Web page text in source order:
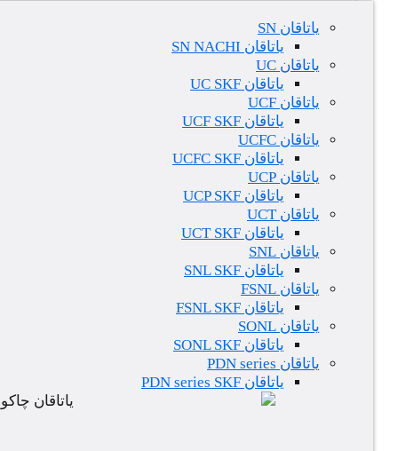
یاتاقان SN
یاتاقان SN NACHI
یاتاقان UC
یاتاقان UC SKF
یاتاقان UCF
یاتاقان UCF SKF
یاتاقان UCFC
یاتاقان UCFC SKF
یاتاقان UCP
یاتاقان UCP SKF
یاتاقان UCT
یاتاقان UCT SKF
یاتاقان SNL
یاتاقان SNL SKF
یاتاقان FSNL
یاتاقان FSNL SKF
یاتاقان SONL
یاتاقان SONL SKF
یاتاقان PDN series
یاتاقان PDN series SKF